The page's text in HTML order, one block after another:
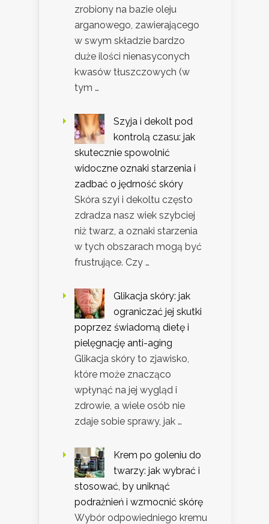
zrobiony na bazie oleju
arganowego, zawierającego
w swym składzie bardzo
duże ilości nienasyconych
kwasów tłuszczowych (w
tym …
Szyja i dekolt pod
kontrolą czasu: jak
skutecznie spowolnić
widoczne oznaki starzenia i
zadbać o jędrność skóry
Skóra szyi i dekoltu często
zdradza nasz wiek szybciej
niż twarz, a oznaki starzenia
w tych obszarach mogą być
frustrujące. Czy …
Glikacja skóry: jak
ograniczać jej skutki
poprzez świadomą dietę i
pielęgnację anti-aging
Glikacja skóry to zjawisko,
które może znacząco
wpłynąć na jej wygląd i
zdrowie, a wiele osób nie
zdaje sobie sprawy, jak …
Krem po goleniu do
twarzy: jak wybrać i
stosować, by uniknąć
podrażnień i wzmocnić skórę
Wybór odpowiedniego kremu